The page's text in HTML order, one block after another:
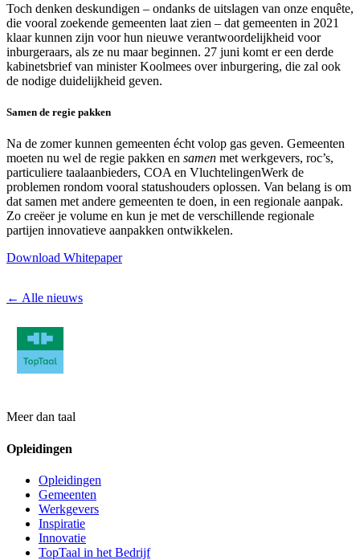
Toch denken deskundigen – ondanks de uitslagen van onze enquête,
die vooral zoekende gemeenten laat zien – dat gemeenten in 2021
klaar kunnen zijn voor hun nieuwe verantwoordelijkheid voor
inburgeraars, als ze nu maar beginnen. 27 juni komt er een derde
kabinetsbrief van minister Koolmees over inburgering, die zal ook
de nodige duidelijkheid geven.
Samen de regie pakken
Na de zomer kunnen gemeenten écht volop gas geven. Gemeenten
moeten nu wel de regie pakken en samen met werkgevers, roc’s,
particuliere taalaanbieders, COA en VluchtelingenWerk de
problemen rondom vooral statushouders oplossen. Van belang is om
dat samen met andere gemeenten te doen, in een regionale aanpak.
Zo creëer je volume en kun je met de verschillende regionale
partijen innovatieve aanpakken ontwikkelen.
Download Whitepaper
← Alle nieuws
Meer dan taal
Opleidingen
Opleidingen
Gemeenten
Werkgevers
Inspiratie
Innovatie
TopTaal in het Bedrijf